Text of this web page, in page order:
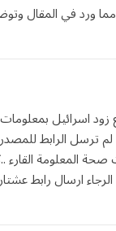
مما ورد في المقال
زود اسرائيل
ترسل الرابط
المعلومة
ارسال رابط